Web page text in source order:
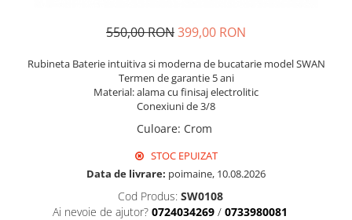
550,00 RON399,00 RON
Rubineta Baterie intuitiva si moderna de bucatarie model SWAN
Termen de garantie 5 ani
Material: alama cu finisaj electrolitic
Conexiuni de 3/8
Culoare: Crom
STOC EPUIZAT
Data de livrare: poimaine, 10.08.2026
Cod Produs: SW0108
Ai nevoie de ajutor? 0724034269 / 0733980081